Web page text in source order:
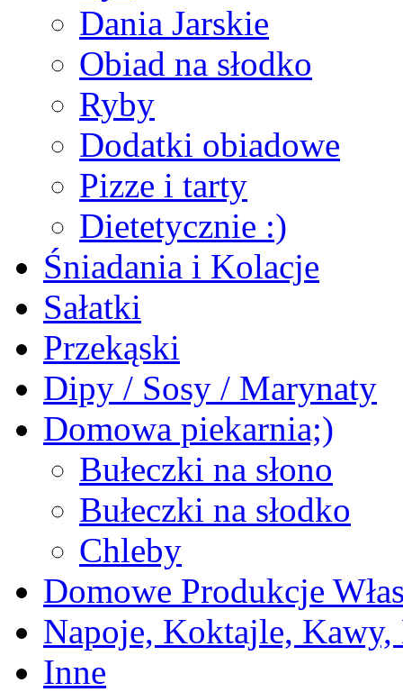
Dania Jarskie
Obiad na słodko
Ryby
Dodatki obiadowe
Pizze i tarty
Dietetycznie :)
Śniadania i Kolacje
Sałatki
Przekąski
Dipy / Sosy / Marynaty
Domowa piekarnia;)
Bułeczki na słono
Bułeczki na słodko
Chleby
Domowe Produkcje
Napoje, Koktajle, Kawy,
Inne